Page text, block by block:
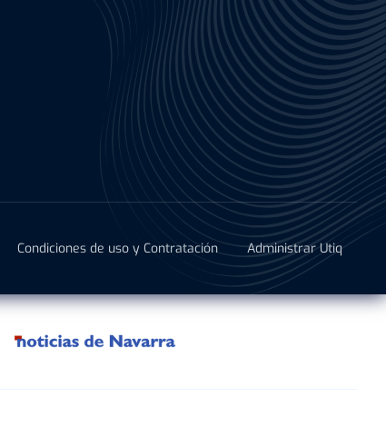
Condiciones de uso y Contratación Administrar Utiq